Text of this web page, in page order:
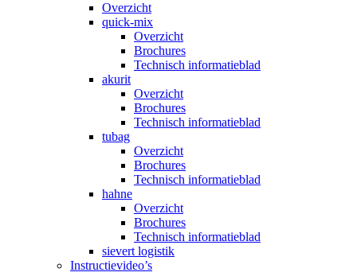
Overzicht
quick-mix
Overzicht
Brochures
Technisch informatieblad
akurit
Overzicht
Brochures
Technisch informatieblad
tubag
Overzicht
Brochures
Technisch informatieblad
hahne
Overzicht
Brochures
Technisch informatieblad
sievert logistik
Instructievideo’s